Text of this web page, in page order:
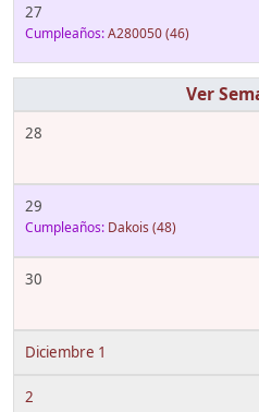
27
Cumpleaños:A280050(46)
28
29
Cumpleaños: Dakois (48)
30
Diciembre 1
2